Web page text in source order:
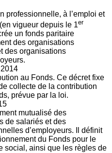
professionnelle, à l’emploi et
vigueur depuis le 1er
un fonds paritaire
des organisations
des organisations
au Fonds. Ce décret fixe
collecte de la contribution
prévue par la loi.
mutualisé des
de salariés et des
d’employeurs. Il définit
du Fonds pour le
social, ainsi que les règles de